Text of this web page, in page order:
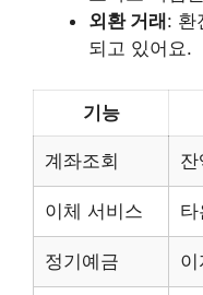
외환 거래: 환
되고 있어요.
기능
계좌조회
이체 서비스
정기예금